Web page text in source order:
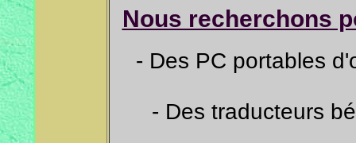
Nous recherchons
- Des PC portables
- Des traducteurs